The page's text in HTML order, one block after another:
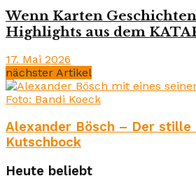
Wenn Karten
Highlights aus dem
17. Mai 2026
nächster Artikel
Alexander Bösch – Der stille
Kutschbock
Heute beliebt